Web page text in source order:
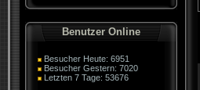
Benutzer Online
Besucher Heute: 6951
Besucher Gestern: 7020
Letzten 7 Tage: 53676